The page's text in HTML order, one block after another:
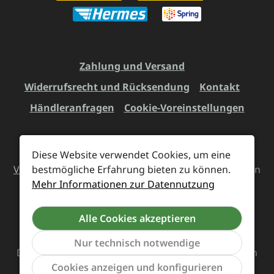
Zahlung und Versand
Widerrufsrecht und Rücksendung
Kontakt
Händleranfragen
Cookie-Voreinstellungen
Alle Preise inkl. gesetzl. Mehrwertsteuer zzgl.
Versandkostenund ggf. Nachnahmegebühren, wenn
nicht anders angegeben.
Vertrag widerrufen
Das Team von Supreme Chaos Records rockt diesen
Laden für euch.
Diese Website verwendet Cookies, um eine
bestmögliche Erfahrung bieten zu können.
Mehr Informationen zur Datennutzung
Alle Cookies akzeptieren
Nur technisch notwendige
Cookies anzeigen und konfigurieren